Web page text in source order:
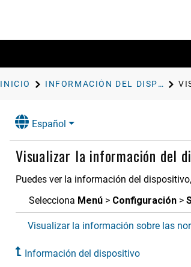
INICIO INFORMACIÓN DEL DISPOSITIVO
Español
Visualizar la información del
Puedes ver la información del
Selecciona Menú > Configura​ción >
Visualizar la información sobre las
Información del dispositivo